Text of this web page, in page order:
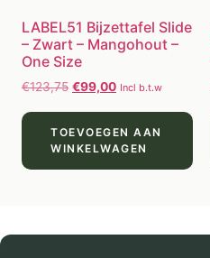
LABEL51 Bijzettafel Slide
– Zwart – Mangohout –
One Size
€123,75 €99,00 Incl b.t.w
TOEVOEGEN AAN
WINKELWAGEN